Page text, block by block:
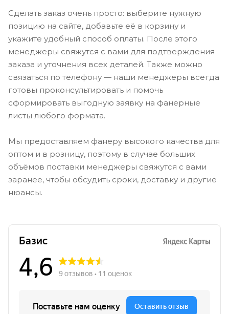
Сделать заказ очень просто: выберите нужную
позицию на сайте, добавьте её в корзину и
укажите удобный способ оплаты. После этого
менеджеры свяжутся с вами для подтверждения
заказа и уточнения всех деталей. Также можно
связаться по телефону — наши менеджеры всегда
готовы проконсультировать и помочь
сформировать выгодную заявку на фанерные
листы любого формата.
Мы предоставляем фанеру высокого качества для
оптом и в розницу, поэтому в случае больших
объёмов поставки менеджеры свяжутся с вами
заранее, чтобы обсудить сроки, доставку и другие
нюансы.